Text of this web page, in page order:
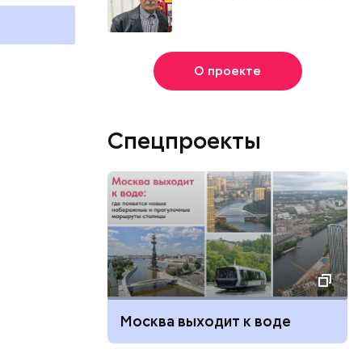
О проекте
Спецпроекты
Москва выходит к воде